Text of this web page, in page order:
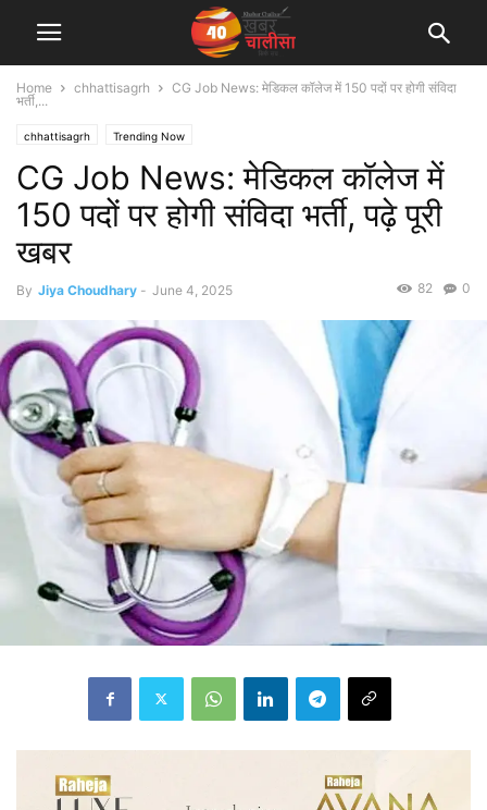
Home chhattisagrh
CG Job News: मेडिकल कॉलेज में 150 पदों पर होगी संविदा
भर्ती,...
chhattisagrh Trending Now
CG Job News: मेडिकल कॉलेज में
150 पदों पर होगी संविदा भर्ती, पढ़े पूरी
खबर
By Jiya Choudhary - June 4, 2025 0
82